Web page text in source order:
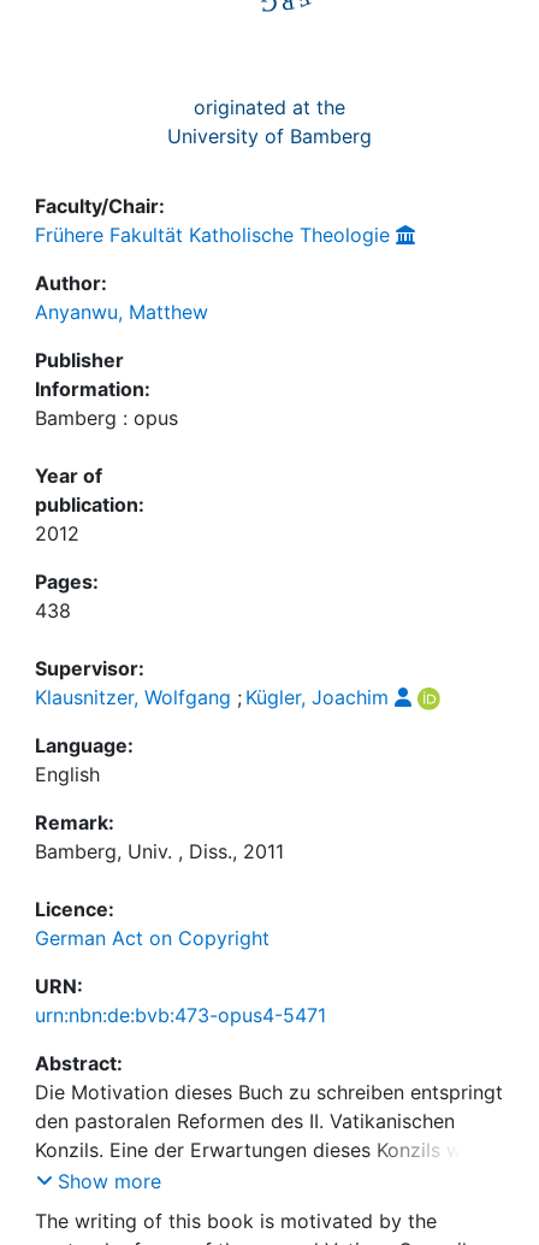
originated at the
University of Bamberg
Faculty/Chair:
Frühere Fakultät Katholische Theologie
Author:
Anyanwu, Matthew
Publisher
Information:
Bamberg : opus
Year of
publication:
2012
Pages:
438
Supervisor:
Klausnitzer, Wolfgang ; Kügler, Joachim
Language:
English
Remark:
Bamberg, Univ. , Diss., 2011
Licence:
German Act on Copyright
URN:
urn:nbn:de:bvb:473-opus4-5471
Abstract:
Die Motivation dieses Buch zu schreiben entspringt
den pastoralen Reformen des II. Vatikanischen
Konzils. Eine der Erwartungen dieses Konzils war
das Aufscheinen eines "Zweiten Pfingstereignisses",
um eine größere und bessere Kirche zu erreichen.
Offenheit war eine der Früchte dieses Konzils; die
Show more
The writing of this book is motivated by the